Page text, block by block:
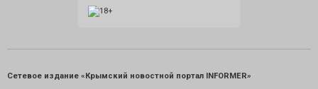
Сетевое издание «Крымский новостной портал INFORMER»